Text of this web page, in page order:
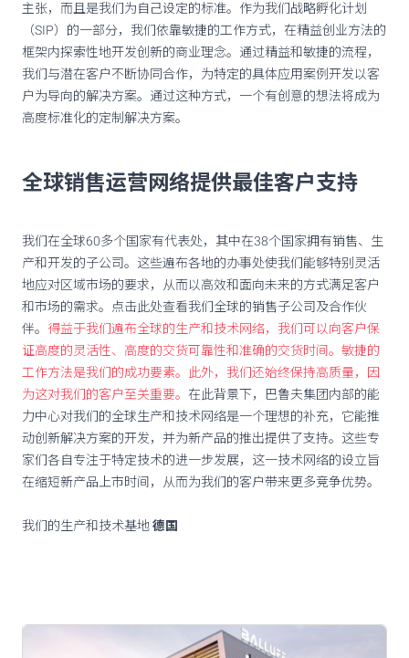
主张，而且是我们为自己设定的标准。作为我们战略孵化计划
（SIP）的一部分，我们依靠敏捷的工作方式，在精益创业方法的
框架内探索性地开发创新的商业理念。通过精益和敏捷的流程，
我们与潜在客户不断协同合作，为特定的具体应用案例开发以客
户为导向的解决方案。通过这种方式，一个有创意的想法将成为
高度标准化的定制解决方案。
全球销售运营网络提供最佳客户支持
我们在全球60多个国家有代表处，其中在38个国家拥有销售、生
产和开发的子公司。这些遍布各地的办事处使我们能够特别灵活
地应对区域市场的要求，从而以高效和面向未来的方式满足客户
和市场的需求。点击此处查看我们全球的销售子公司及合作伙
伴。 得益于我们遍布全球的生产和技术网络，我们可以向客户保
证高度的灵活性、高度的交货可靠性和准确的交货时间。敏捷的
工作方法是我们的成功要素。此外，我们还始终保持高质量，因
为这对我们的客户至关重要。 在此背景下，巴鲁夫集团内部的能
力中心对我们的全球生产和技术网络是一个理想的补充，它能推
动创新解决方案的开发，并为新产品的推出提供了支持。这些专
家们各自专注于特定技术的进一步发展，这一技术网络的设立旨
在缩短新产品上市时间，从而为我们的客户带来更多竞争优势。
我们的生产和技术基地德国